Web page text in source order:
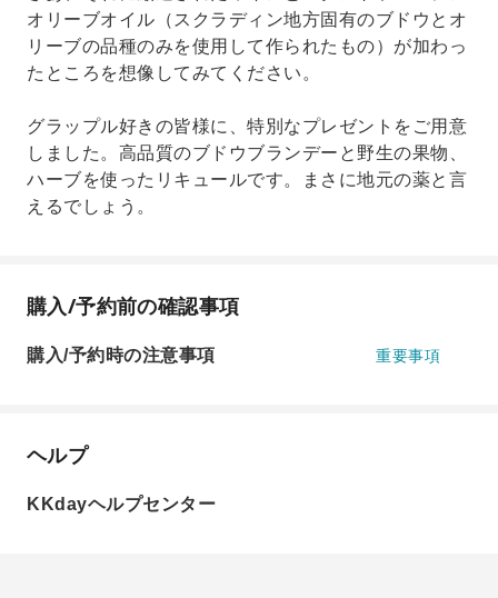
オリーブオイル（スクラディン地方固有のブドウとオ
リーブの品種のみを使用して作られたもの）が加わっ
たところを想像してみてください。
グラップル好きの皆様に、特別なプレゼントをご用意
しました。高品質のブドウブランデーと野生の果物、
ハーブを使ったリキュールです。まさに地元の薬と言
えるでしょう。
購入/予約前の確認事項
購入/予約時の注意事項 重要事項
ヘルプ
KKdayヘルプセンター